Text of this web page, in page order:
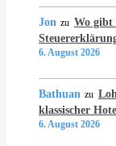
Jon zu Wo gibt
6. August 2026
Bathuan zu
klassischer
6. August 2026